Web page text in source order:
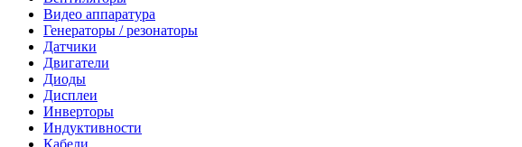
Видео аппаратура
Генераторы / резонаторы
Датчики
Двигатели
Диоды
Дисплеи
Инверторы
Индуктивности
Кабели